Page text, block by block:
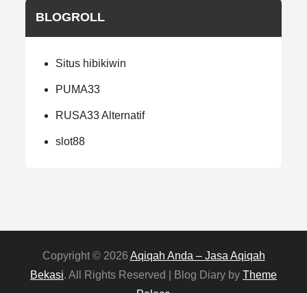
BLOGROLL
Situs hibikiwin
PUMA33
RUSA33 Alternatif
slot88
Copyright © 2026 Aqiqah Anda – Jasa Aqiqah
Bekasi. All Rights Reserved | Blog Diary by Theme